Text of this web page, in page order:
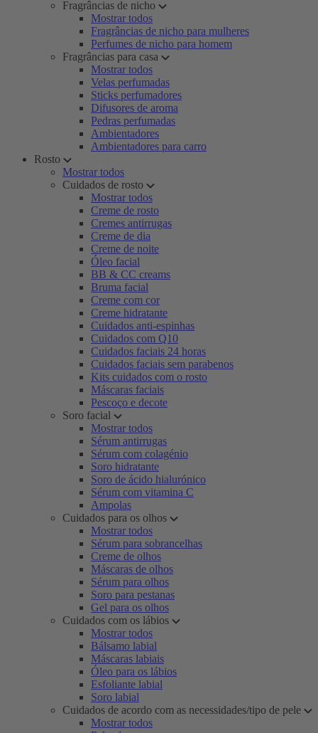
Fragrâncias de nicho
Mostrar todos
Fragrâncias de nicho para mulheres
Perfumes de nicho para homem
Fragrâncias para casa
Mostrar todos
Velas perfumadas
Sticks perfumadores
Difusores de aroma
Pedras perfumadas
Ambientadores
Ambientadores para carro
Rosto
Mostrar todos
Cuidados de rosto
Mostrar todos
Creme de rosto
Cremes antirrugas
Creme de dia
Creme de noite
Óleo facial
BB & CC creams
Bruma facial
Creme com cor
Creme hidratante
Cuidados anti-espinhas
Cuidados com Q10
Cuidados faciais 24 horas
Cuidados faciais sem parabenos
Kits cuidados com o rosto
Máscaras faciais
Pescoço e decote
Soro facial
Mostrar todos
Sérum antirrugas
Sérum com colagénio
Soro hidratante
Soro de ácido hialurónico
Sérum com vitamina C
Ampolas
Cuidados para os olhos
Mostrar todos
Sérum para sobrancelhas
Creme de olhos
Máscaras de olhos
Sérum para olhos
Soro para pestanas
Gel para os olhos
Cuidados com os lábios
Mostrar todos
Bálsamo labial
Máscaras labiais
Óleo para os lábios
Esfoliante labial
Soro labial
Cuidados de acordo com as necessidades/tipo de pele
Mostrar todos